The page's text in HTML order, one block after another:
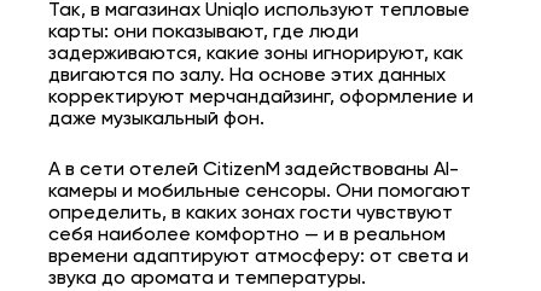
Так, в магазинах Uniqlo используют тепловые
карты: они показывают, где люди
задерживаются, какие зоны игнорируют, как
двигаются по залу. На основе этих данных
корректируют мерчандайзинг, оформление и
даже музыкальный фон.
А в сети отелей CitizenM задействованы AI-
камеры и мобильные сенсоры. Они помогают
определить, в каких зонах гости чувствуют
себя наиболее комфортно — и в реальном
времени адаптируют атмосферу: от света и
звука до аромата и температуры.